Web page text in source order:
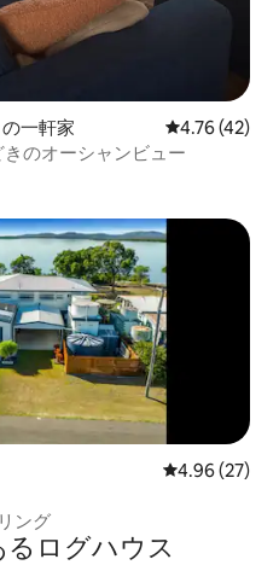
一軒家 レビュー42
4.76 (42)
のオーシャンビュー
レビュー27
4.96 (27)
ング
ログハウス